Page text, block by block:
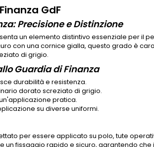
GdF
Precisione e Distinzione
un elemento distintivo essenziale per il
con una cornice gialla, questo grado è
di grigio.
Guardia di Finanza
durabilità e resistenza.
dorato screziato di grigio.
pratica.
su diverse uniformi.
per essere applicato su polo, tute
fissaggio rapido e sicuro, garantendo